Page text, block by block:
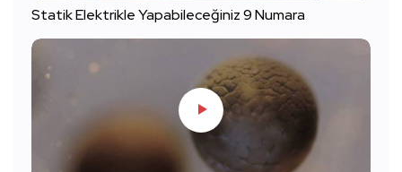
Statik Elektrikle Yapabileceğiniz 9 Numara